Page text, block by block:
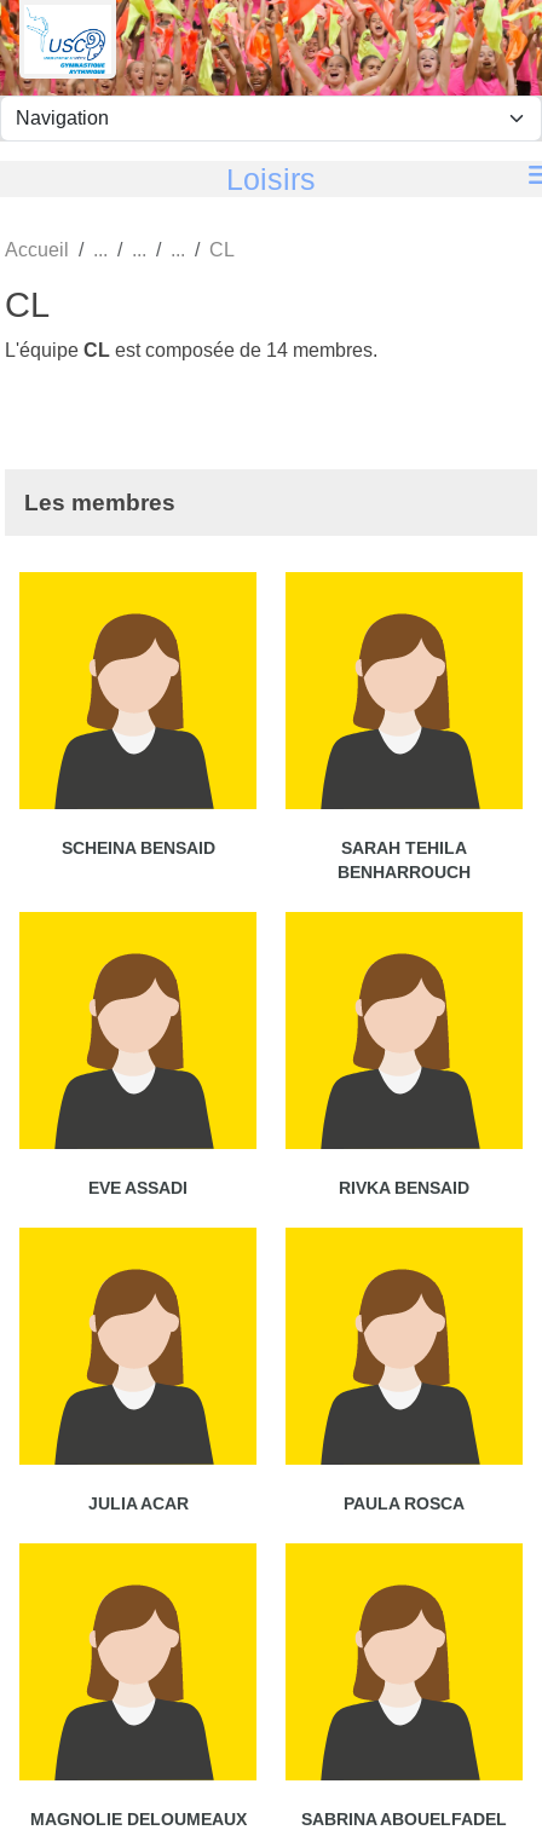
Loisirs
Accueil CL
CL
L'équipe CL est composée de 14 membres.
Les membres
SCHEINA BENSAID
SARAH TEHILA
BENHARROUCH
EVE ASSADI RIVKA BENSAID
JULIA ACAR PAULA ROSCA
MAGNOLIE DELOUMEAUX SABRINA ABOUELFADEL
Panneau de gestion des cookies